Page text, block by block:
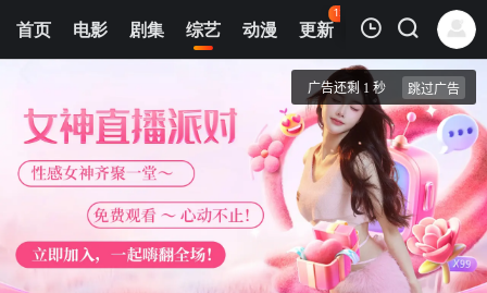
首页 电影 剧集 综艺 动漫 更新
121
热榜 APP
20251125(旅行Vlog篇)
姐姐妹妹抓娃娃